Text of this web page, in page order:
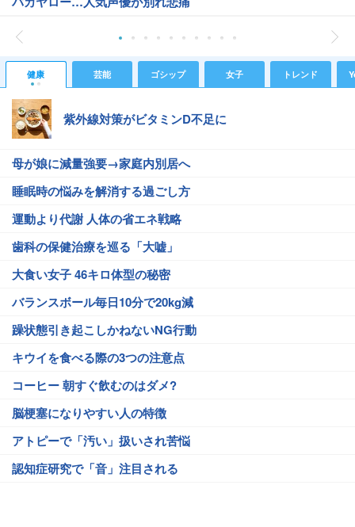
健康 芸能 ゴシップ 女子 トレンド
紫外線対策がビタミンD不足に
母が娘に減量強要→家庭内別居へ
睡眠時の悩みを解消する過ごし方
運動より代謝 人体の省エネ戦略
歯科の保健治療を巡る「大嘘」
大食い女子 46キロ体型の秘密
バランスボール毎日10分で20kg減
躁状態引き起こしかねないNG行動
キウイを食べる際の3つの注意点
コーヒー 朝すぐ飲むのはダメ?
脳梗塞になりやすい人の特徴
アトピーで「汚い」扱いされ苦悩
認知症研究で「音」注目される